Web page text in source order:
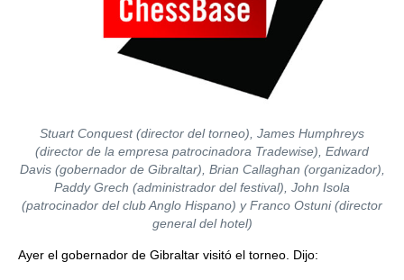
Stuart Conquest (director del torneo), James Humphreys
(director de la empresa patrocinadora Tradewise), Edward
Davis (gobernador de Gibraltar), Brian Callaghan (organizador),
Paddy Grech (administrador del festival), John Isola
(patrocinador del club Anglo Hispano) y Franco Ostuni (director
general del hotel)
Ayer el gobernador de Gibraltar visitó el torneo. Dijo: